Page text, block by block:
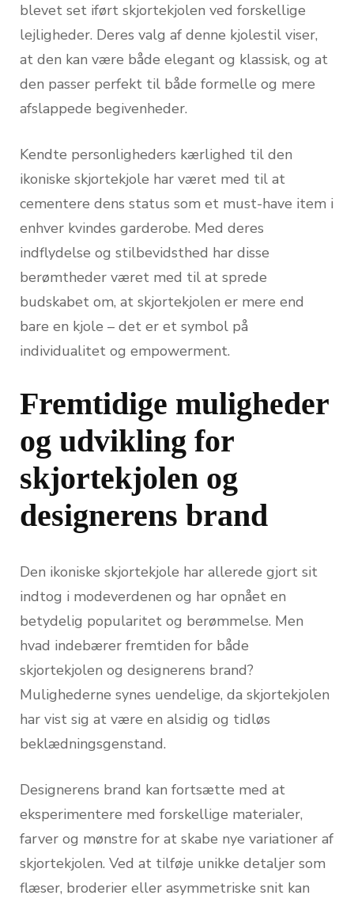
blevet set iført skjortekjolen ved forskellige
lejligheder. Deres valg af denne kjolestil viser,
at den kan være både elegant og klassisk, og at
den passer perfekt til både formelle og mere
afslappede begivenheder.
Kendte personligheders kærlighed til den
ikoniske skjortekjole har været med til at
cementere dens status som et must-have item i
enhver kvindes garderobe. Med deres
indflydelse og stilbevidsthed har disse
berømtheder været med til at sprede
budskabet om, at skjortekjolen er mere end
bare en kjole – det er et symbol på
individualitet og empowerment.
Fremtidige muligheder
og udvikling for
skjortekjolen og
designerens brand
Den ikoniske skjortekjole har allerede gjort sit
indtog i modeverdenen og har opnået en
betydelig popularitet og berømmelse. Men
hvad indebærer fremtiden for både
skjortekjolen og designerens brand?
Mulighederne synes uendelige, da skjortekjolen
har vist sig at være en alsidig og tidløs
beklædningsgenstand.
Designerens brand kan fortsætte med at
eksperimentere med forskellige materialer,
farver og mønstre for at skabe nye variationer af
skjortekjolen. Ved at tilføje unikke detaljer som
flæser, broderier eller asymmetriske snit kan